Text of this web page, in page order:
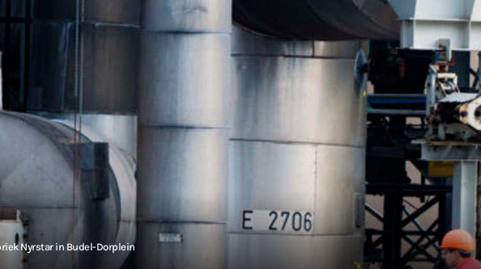
Nyrstar in Budel-Dorplein